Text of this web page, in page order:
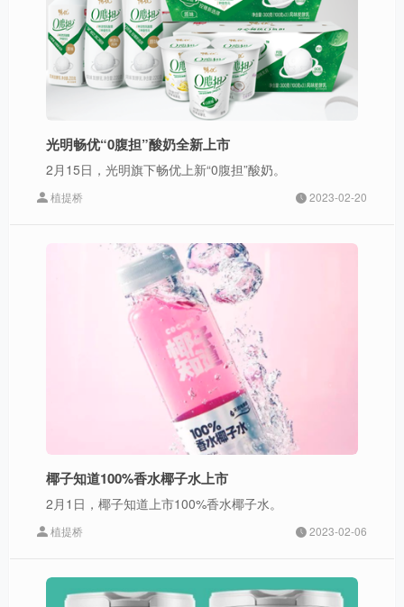
光明畅优“0腹担”酸奶全新上市
2月15日，光明旗下畅优上新“0腹担”酸奶。
植提桥 2023-02-20
椰子知道100%香水椰子水上市
2月1日，椰子知道上市100%香水椰子水。
植提桥 2023-02-06